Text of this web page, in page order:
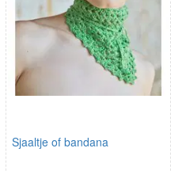
Sjaaltje of bandana